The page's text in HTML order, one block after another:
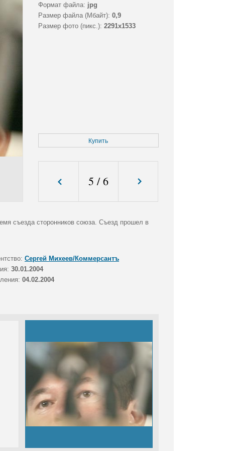
Формат файла: jpg
Размер файла (Мбайт): 0,9
Размер фото (пикс.): 2291x1533
Купить
5 /6
съезда сторонников союза. Съезд прошел в
Сергей Михеев/Коммерсантъ
30.01.2004
04.02.2004